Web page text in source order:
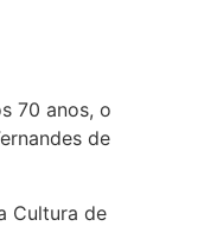
70 anos, o
de
Cultura de